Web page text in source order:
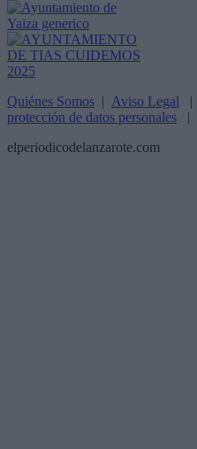
Quiénes Somos | Aviso Legal |
protección de datos personales |
elperiodicodelanzarote.com